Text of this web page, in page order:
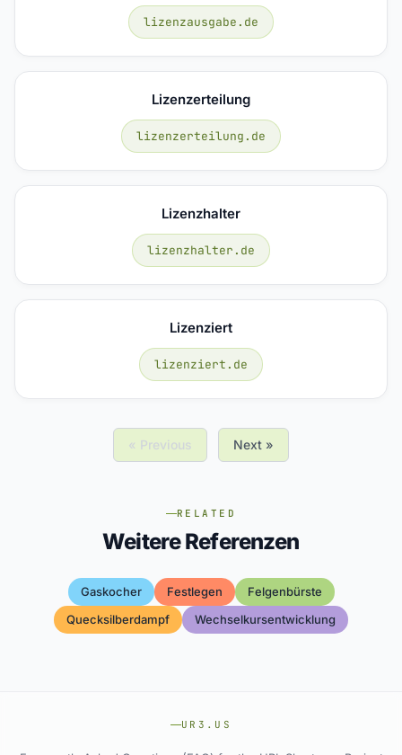
lizenzausgabe.de
Lizenzerteilung
lizenzerteilung.de
Lizenzhalter
lizenzhalter.de
Lizenziert
lizenziert.de
« Previous Next »
RELATED
Weitere Referenzen
Gaskocher Festlegen
Felgenbürste
Quecksilberdampf
Wechselkursentwicklung
UR3.US